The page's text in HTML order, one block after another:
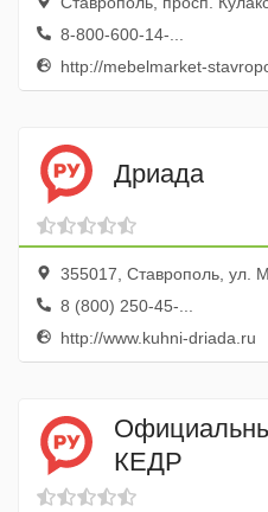
8-800-600-14-...
http://mebelmarket-
Дриада
355017, Ставрополь, ул.
8 (800) 250-45-...
http://www.kuhni-driada.ru
КЕДР